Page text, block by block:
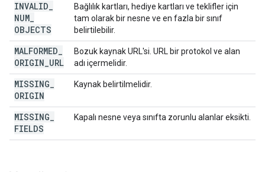
INVALID
NUM
OBJECTS
Bağlılık kartları, hediye kartları ve teklifler için
tam olarak bir nesne ve en fazla bir sınıf
belirtilebilir.
MALFORMED
ORIGIN URL
Bozuk kaynak URL'si. URL bir protokol ve alan
adı içermelidir.
MISSING
ORIGIN
Kaynak belirtilmelidir.
MISSING
FIELDS
Kapalı nesne veya sınıfta zorunlu alanlar eksikti.